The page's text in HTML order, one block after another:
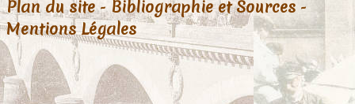
Plan du site-Bibliographie et Sources -
Mentions Légales